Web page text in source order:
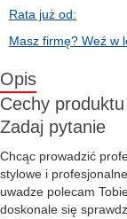
Rata już od:
Masz firmę? Weź w
Opis
Cechy produktu
Zadaj pytanie
Chcąc prowadzić
stylowe i
uwadze polecam
doskonale się